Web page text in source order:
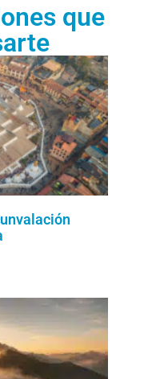
que